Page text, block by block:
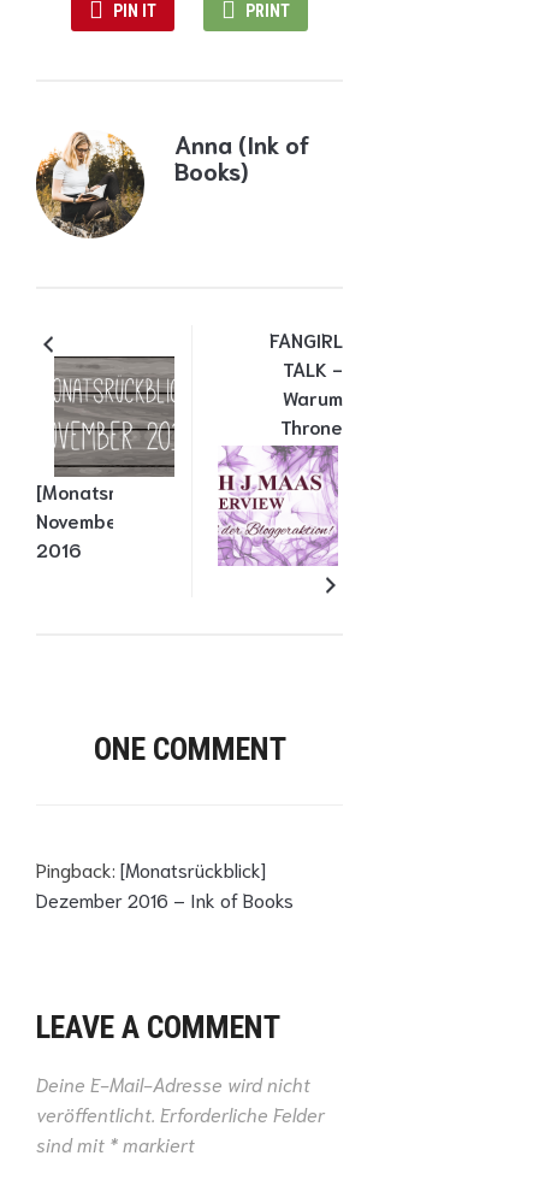
PIN IT PRINT
Anna (Ink of
Books)
[Monatsrückblick]
November
2016
FANGIRL
TALK -
Warum
Throne
of Glass
einfach
das
Größte
ist und
ihr es
ONE COMMENT
Pingback: [Monatsrückblick]
Dezember 2016 – Ink of Books
LEAVE A COMMENT
Deine E-Mail-Adresse wird nicht
veröffentlicht. Erforderliche Felder
sind mit *markiert